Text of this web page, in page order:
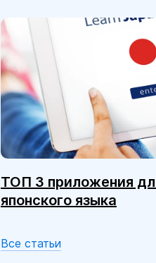
ТОП 3 приложения
японского языка
Все статьи